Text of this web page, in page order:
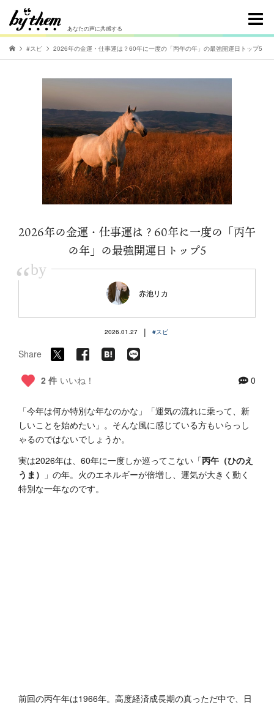
あなたの声に共感する
#スピ 2026年の金運・仕事運は？60年に一度の「丙午の年」の最強開運日トップ5
2026年の金運・仕事運は？60年に一度の「丙午
の年」の最強開運日トップ5
“by
赤池リカ
2026.01.27 | #スピ
Share
2 件 いいね！ 0
「今年は何か特別な年なのかな」「運気の流れに乗って、新
しいことを始めたい」。そんな風に感じている方もいらっし
ゃるのではないでしょうか。
実は2026年は、60年に一度しか巡ってこない「丙午（ひのえ
うま）
」の年。火のエネルギーが倍増し、運気が大きく動く
特別な一年なのです。
前回の丙午年は1966年。高度経済成長期の真っただ中で、日